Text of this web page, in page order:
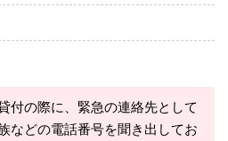
付の際に、緊急の連絡先として
などの電話番号を聞き出してお